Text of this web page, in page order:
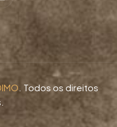
. Todos os direitos